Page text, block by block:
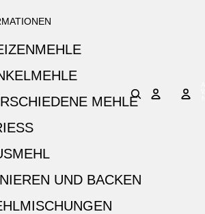
MEHLE
UND BACKEN